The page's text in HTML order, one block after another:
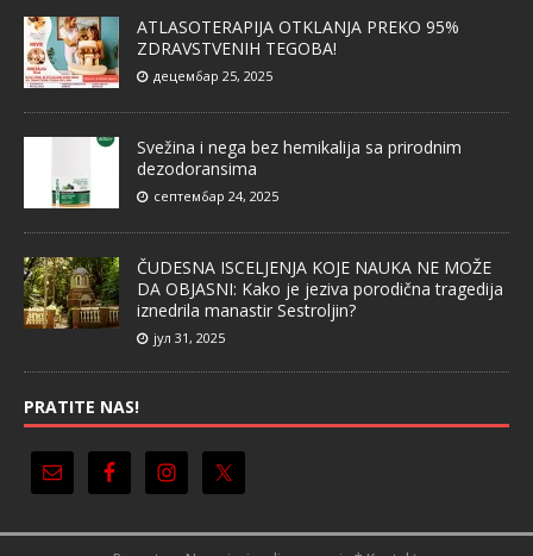
ATLASOTERAPIJA OTKLANJA PREKO 95%
ZDRAVSTVENIH TEGOBA!
децембар 25, 2025
Svežina i nega bez hemikalija sa prirodnim
dezodoransima
септембар 24, 2025
ČUDESNA ISCELJENJA KOJE NAUKA NE MOŽE
DA OBJASNI: Kako je jeziva porodična tragedija
iznedrila manastir Sestroljin?
јул 31, 2025
PRATITE NAS!